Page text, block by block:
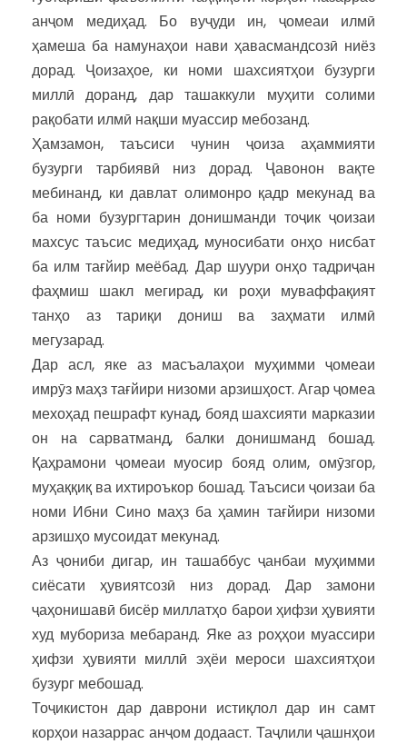
анҷом медиҳад. Бо вуҷуди ин, ҷомеаи илмӣ
ҳамеша ба намунаҳои нави ҳавасмандсозӣ ниёз
дорад. Ҷоизаҳое, ки номи шахсиятҳои бузурги
миллӣ доранд, дар ташаккули муҳити солими
рақобати илмӣ нақши муассир мебозанд.
Ҳамзамон, таъсиси чунин ҷоиза аҳаммияти
бузурги тарбиявӣ низ дорад. Ҷавонон вақте
мебинанд, ки давлат олимонро қадр мекунад ва
ба номи бузургтарин донишманди тоҷик ҷоизаи
махсус таъсис медиҳад, муносибати онҳо нисбат
ба илм тағйир меёбад. Дар шуури онҳо тадриҷан
фаҳмиш шакл мегирад, ки роҳи муваффақият
танҳо аз тариқи дониш ва заҳмати илмӣ
мегузарад.
Дар асл, яке аз масъалаҳои муҳимми ҷомеаи
имрӯз маҳз тағйири низоми арзишҳост. Агар ҷомеа
мехоҳад пешрафт кунад, бояд шахсияти марказии
он на сарватманд, балки донишманд бошад.
Қаҳрамони ҷомеаи муосир бояд олим, омӯзгор,
муҳаққиқ ва ихтироъкор бошад. Таъсиси ҷоизаи ба
номи Ибни Сино маҳз ба ҳамин тағйири низоми
арзишҳо мусоидат мекунад.
Аз ҷониби дигар, ин ташаббус ҷанбаи муҳимми
сиёсати ҳувиятсозӣ низ дорад. Дар замони
ҷаҳонишавӣ бисёр миллатҳо барои ҳифзи ҳувияти
худ мубориза мебаранд. Яке аз роҳҳои муассири
ҳифзи ҳувияти миллӣ эҳёи мероси шахсиятҳои
бузург мебошад.
Тоҷикистон дар даврони истиқлол дар ин самт
корҳои назаррас анҷом додааст. Таҷлили ҷашнҳои